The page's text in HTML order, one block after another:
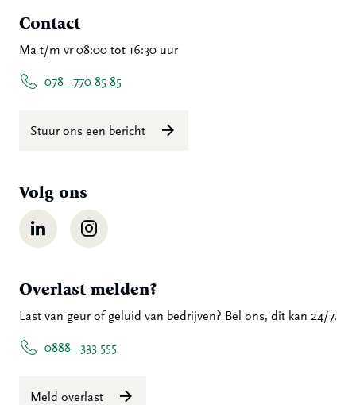
Contact
Ma t/m vr 08:00 tot 16:30 uur
078 - 770 85 85
Stuur ons een bericht
Volg ons
LinkedIn Instagram
Overlast melden?
Last van geur of geluid van bedrijven? Bel ons, dit kan 24/7.
0888 - 333 555
Meld overlast